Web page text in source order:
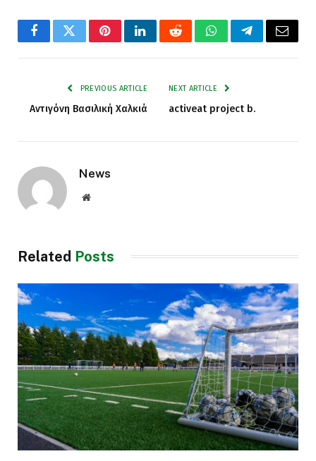
FacebookTwitterPinterestLinkedInRedditWhatsAppTelegramEmail
PREVIOUS ARTICLE
Αντιγόνη Βασιλική Χαλκιά
NEXT ARTICLE
activeat project b.
News
Website
Related Posts